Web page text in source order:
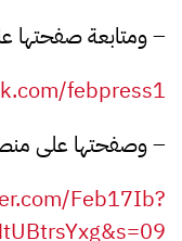
–ومتابعة صفحتها
febpress1
–وصفحتها على
Feb17Ib?